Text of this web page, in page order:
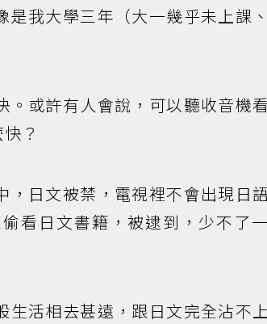
我大學三年（大一幾乎未上課
。或許有人會說，可以聽收音機
？
日文被禁，電視裡不會出現日
看日文書籍，被逮到，少不了
活相去甚遠，跟日文完全沾不